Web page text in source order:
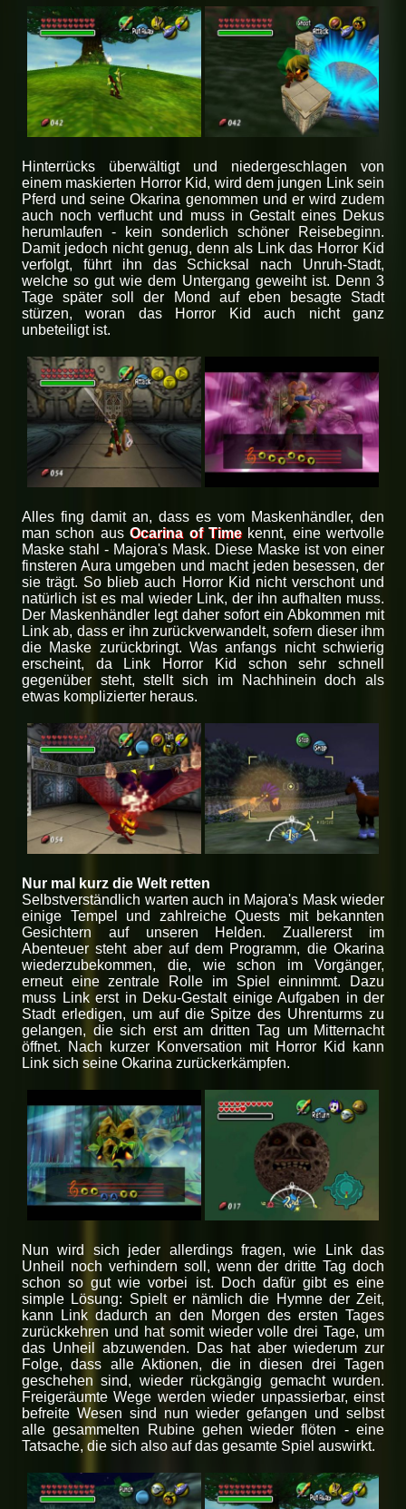
Hinterrücks überwältigt und niedergeschlagen von
einem maskierten Horror Kid, wird dem jungen Link sein
Pferd und seine Okarina genommen und er wird zudem
auch noch verflucht und muss in Gestalt eines Dekus
herumlaufen - kein sonderlich schöner Reisebeginn.
Damit jedoch nicht genug, denn als Link das Horror Kid
verfolgt, führt ihn das Schicksal nach Unruh-Stadt,
welche so gut wie dem Untergang geweiht ist. Denn 3
Tage später soll der Mond auf eben besagte Stadt
stürzen, woran das Horror Kid auch nicht ganz
unbeteiligt ist.
Alles fing damit an, dass es vom Maskenhändler, den
man schon ausOcarina of Timekennt, eine wertvolle
Maske stahl - Majora's Mask. Diese Maske ist von einer
finsteren Aura umgeben und macht jeden besessen, der
sie trägt. So blieb auch Horror Kid nicht verschont und
natürlich ist es mal wieder Link, der ihn aufhalten muss.
Der Maskenhändler legt daher sofort ein Abkommen mit
Link ab, dass er ihn zurückverwandelt, sofern dieser ihm
die Maske zurückbringt. Was anfangs nicht schwierig
erscheint, da Link Horror Kid schon sehr schnell
gegenüber steht, stellt sich im Nachhinein doch als
etwas komplizierter heraus.
Nur mal kurz die Welt retten
Selbstverständlich warten auch in Majora's Mask wieder
einige Tempel und zahlreiche Quests mit bekannten
Gesichtern auf unseren Helden. Zuallererst im
Abenteuer steht aber auf dem Programm, die Okarina
wiederzubekommen, die, wie schon im Vorgänger,
erneut eine zentrale Rolle im Spiel einnimmt. Dazu
muss Link erst in Deku-Gestalt einige Aufgaben in der
Stadt erledigen, um auf die Spitze des Uhrenturms zu
gelangen, die sich erst am dritten Tag um Mitternacht
öffnet. Nach kurzer Konversation mit Horror Kid kann
Link sich seine Okarina zurückerkämpfen.
Nun wird sich jeder allerdings fragen, wie Link das
Unheil noch verhindern soll, wenn der dritte Tag doch
schon so gut wie vorbei ist. Doch dafür gibt es eine
simple Lösung: Spielt er nämlich die Hymne der Zeit,
kann Link dadurch an den Morgen des ersten Tages
zurückkehren und hat somit wieder volle drei Tage, um
das Unheil abzuwenden. Das hat aber wiederum zur
Folge, dass alle Aktionen, die in diesen drei Tagen
geschehen sind, wieder rückgängig gemacht wurden.
Freigeräumte Wege werden wieder unpassierbar, einst
befreite Wesen sind nun wieder gefangen und selbst
alle gesammelten Rubine gehen wieder flöten - eine
Tatsache, die sich also auf das gesamte Spiel auswirkt.